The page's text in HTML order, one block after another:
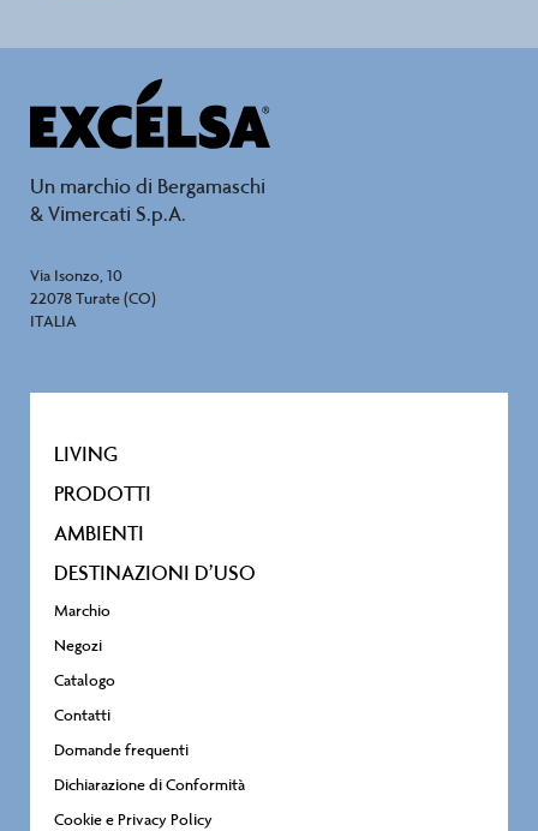
Un marchio di Bergamaschi
& Vimercati S.p.A.
Via Isonzo, 10
22078 Turate (CO)
ITALIA
LIVING
PRODOTTI
AMBIENTI
DESTINAZIONI D’USO
Marchio
Negozi
Catalogo
Contatti
Domande frequenti
Dichiarazione di Conformità
Cookie e Privacy Policy